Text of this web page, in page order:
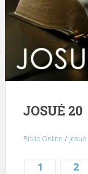
JOSUÉ 20
Bíblia Online / Josué
1 2